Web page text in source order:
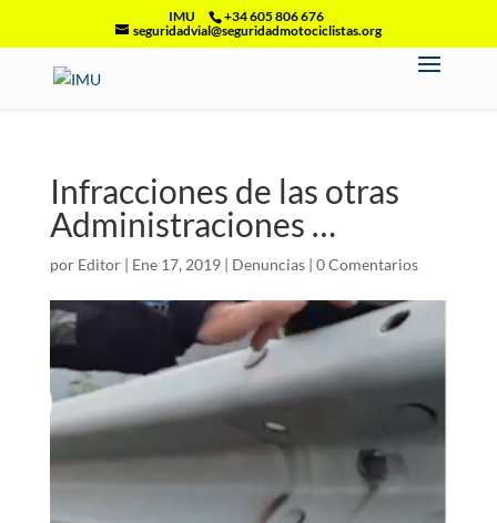
IMU
+34 605 806 676
seguridadvial@seguridadmotociclistas.org
Infracciones de las otras
Administraciones …
por Editor| Ene 17, 2019| Denuncias| 0 Comentarios